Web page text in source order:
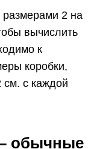
2 на
вычислить
к
коробки,
см. с каждой
обычные